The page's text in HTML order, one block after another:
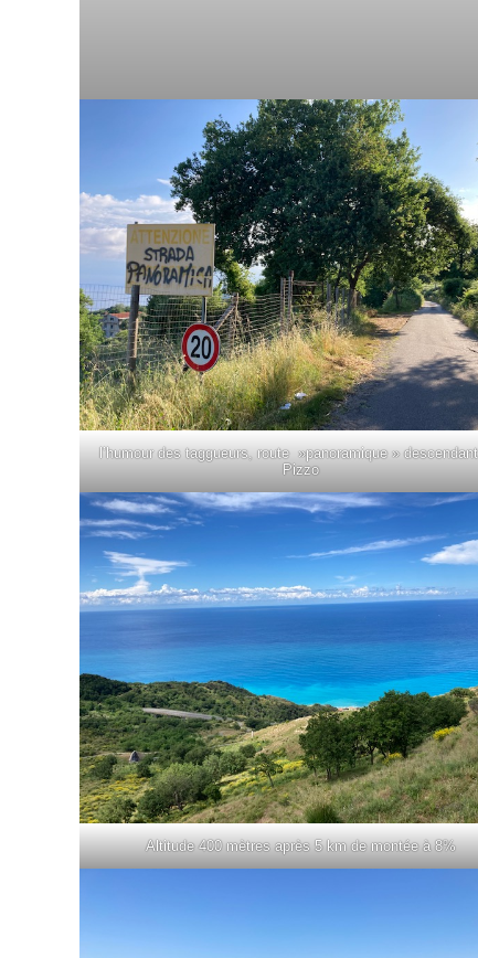
l’humour des taggueurs, route »panoramique »
Pizzo
Altitude 400 mètres après 5 km de montée à 8%